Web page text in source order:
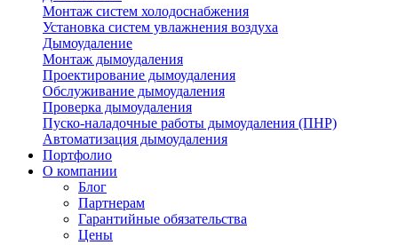
Монтаж систем холодоснабжения
Установка систем увлажнения воздуха
Дымоудаление
Монтаж дымоудаления
Проектирование дымоудаления
Обслуживание дымоудаления
Проверка дымоудаления
Пуско-наладочные работы дымоудаления (ПНР)
Автоматизация дымоудаления
Портфолио
О компании
Блог
Партнерам
Гарантийные обязательства
Цены